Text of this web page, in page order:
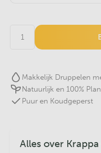
Makkelijk Druppelen
Natuurlijk en 100%
Puur en Koudgeperst
Alles over